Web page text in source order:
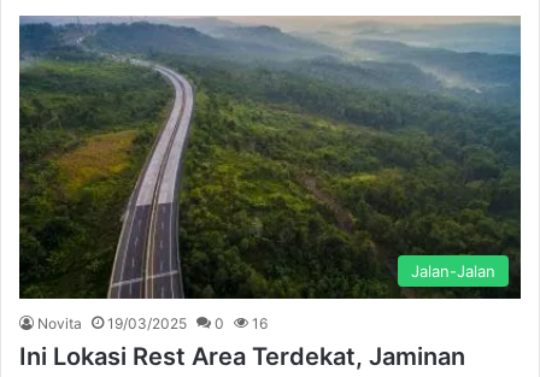
Jalan-Jalan
Novita 19/03/2025 0 16
Ini Lokasi Rest Area Terdekat, Jaminan